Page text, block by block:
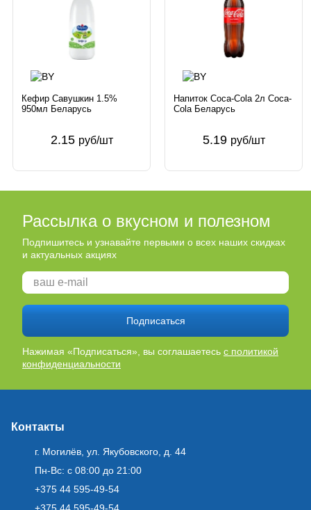
Кефир Савушкин 1.5%
950мл Беларусь
2.15 руб/шт
Напиток Coca-Cola 2л Coca-
Cola Беларусь
5.19 руб/шт
Рассылка о вкусном и полезном
Подпишитесь и узнавайте первыми о всех наших скидках
и актуальных акциях
Подписаться
Нажимая «Подписаться», вы соглашаетесь с политикой
конфиденциальности
Контакты
г. Могилёв, ул. Якубовского, д. 44
Пн-Вс: с 08:00 до 21:00
+375 44 595-49-54